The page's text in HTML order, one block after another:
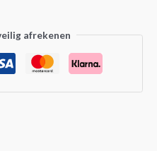
afrekenen